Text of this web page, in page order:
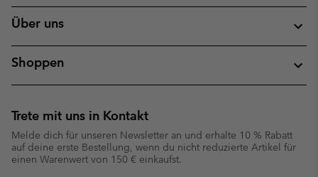
Über uns
Shoppen
Trete mit uns in Kontakt
Melde dich für unseren Newsletter an und erhalte 10 % Rabatt
auf deine erste Bestellung, wenn du nicht reduzierte Artikel für
einen Warenwert von 150 € einkaufst.